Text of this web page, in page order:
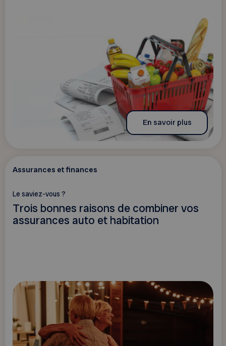
En savoir plus
Assurances et finances
Le saviez-vous ?
Trois bonnes raisons de combiner vos
assurances auto et habitation